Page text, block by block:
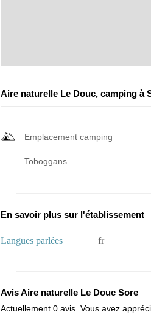
Aire naturelle Le Douc, camping à
Emplacement camping
Toboggans
En savoir plus sur l'établissement
Langues parlées fr
Avis Aire naturelle Le Douc Sore
Actuellement 0 avis. Vous avez